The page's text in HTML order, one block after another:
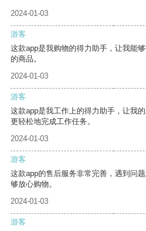
2024-01-03
游客
这款app是我购物的得力助手，让我能
的商品。
2024-01-03
游客
这款app是我工作上的得力助手，让我
更轻松地完成工作任务。
2024-01-03
游客
这款app的售后服务非常完善，遇到问
够放心购物。
2024-01-03
游客